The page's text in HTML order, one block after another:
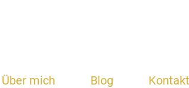
Über mich Blog Kontakt